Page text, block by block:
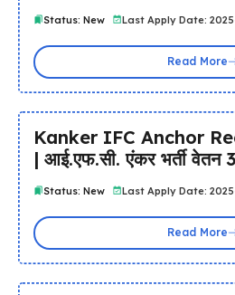
Status: New Last Apply Date:
Read More
Kanker IFC Anchor
| आई.एफ.सी. एंकर भर्ती
Status: New Last Apply Date:
Read More